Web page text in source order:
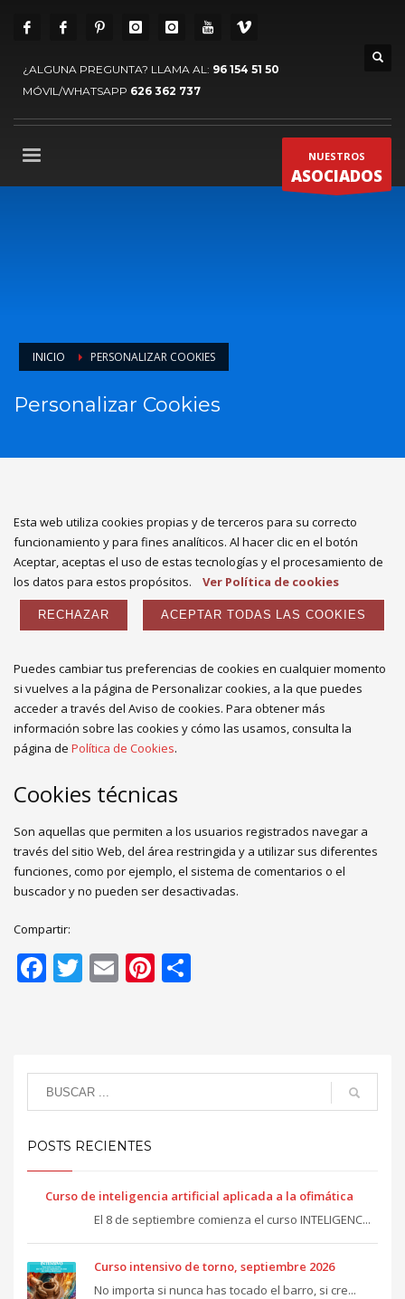
¿ALGUNA PREGUNTA? LLAMA AL: 96 154 51 50
MÓVIL/WHATSAPP 626 362 737
NUESTROS
ASOCIADOS
INICIO PERSONALIZAR COOKIES
Personalizar Cookies
Esta web utiliza cookies propias y de terceros para su correcto
funcionamiento y para fines analíticos. Al hacer clic en el botón
Aceptar, aceptas el uso de estas tecnologías y el procesamiento de
los datos para estos propósitos. Ver Política de cookies
RECHAZAR ACEPTAR TODAS LAS COOKIES
Puedes cambiar tus preferencias de cookies en cualquier momento
si vuelves a la página de Personalizar cookies, a la que puedes
acceder a través del Aviso de cookies. Para obtener más
información sobre las cookies y cómo las usamos, consulta la
página de Política de Cookies.
Cookies técnicas
Son aquellas que permiten a los usuarios registrados navegar a
través del sitio Web, del área restringida y a utilizar sus diferentes
funciones, como por ejemplo, el sistema de comentarios o el
buscador y no pueden ser desactivadas.
Compartir:
Facebook
Twitter
EmailPinterest
POSTS RECIENTES
Curso de inteligencia artificial aplicada a la ofimática
El 8 de septiembre comienza el curso INTELIGENC...
Curso intensivo de torno, septiembre 2026
No importa si nunca has tocado el barro, si cre...